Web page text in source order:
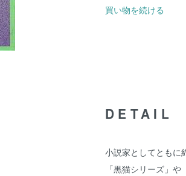
買い物を続ける
DETAIL
小説家としてともに
「黒猫シリーズ」